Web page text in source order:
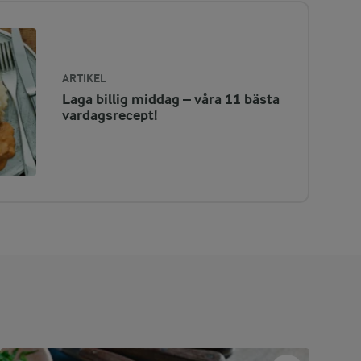
ARTIKEL
Laga billig middag – våra 11 bästa
vardagsrecept!